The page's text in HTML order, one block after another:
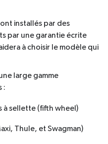
installés par des
par une garantie écrite
à choisir le modèle qui
large gamme
:
à sellette (fifth wheel)
Thule, et Swagman)